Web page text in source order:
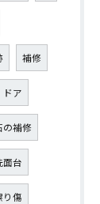
補修
ドア
の補修
面台
り傷